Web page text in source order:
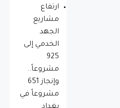
ارتفاع
مشاريع
الجهد
الخدمي إلى
925
مشروعاً..
وإنجاز 651
مشروعاً في